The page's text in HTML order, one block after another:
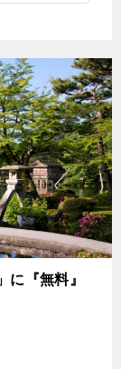
に『無料』